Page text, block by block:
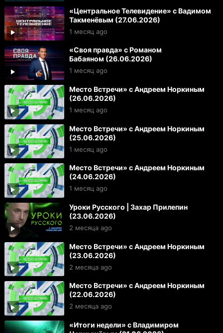
«Центральное Телевидение» с Вадимом
Такменёвым (27.06.2026)
1 месяц ago
«Своя правда» с Романом
Бабаяном (26.06.2026)
1 месяц ago
Место Встречи» с Андреем Норкиным
(26.06.2026)
1 месяц ago
Место Встречи» с Андреем Норкиным
(25.06.2026)
1 месяц ago
Место Встречи» с Андреем Норкиным
(24.06.2026)
1 месяц ago
Уроки Русского | Захар Прилепин
(23.06.2026)
2 месяца ago
Место Встречи» с Андреем Норкиным
(23.06.2026)
2 месяца ago
Место Встречи» с Андреем Норкиным
(22.06.2026)
2 месяца ago
«Итоги недели» с Владимиром